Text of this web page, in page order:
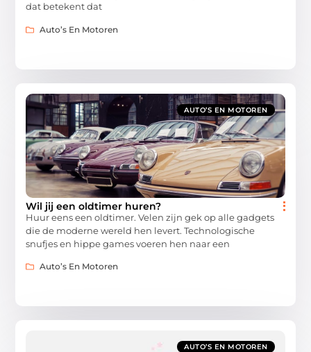
dat betekent dat
Auto’s En Motoren
AUTO’S EN MOTOREN
Wil jij een oldtimer huren?
Huur eens een oldtimer. Velen zijn gek op alle gadgets
die de moderne wereld hen levert. Technologische
snufjes en hippe games voeren hen naar een
Auto’s En Motoren
AUTO’S EN MOTOREN